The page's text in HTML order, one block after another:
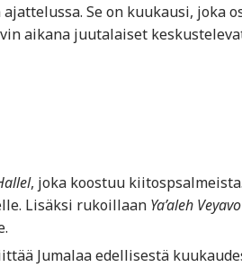
Se on kuukausi, joka
aikana juutalaiset
, joka koostuu
Lisäksi rukoillaan Ya’aleh Veyavo
Jumalaa edellisestä